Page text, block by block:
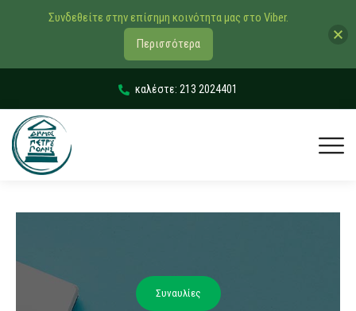
καλέστε: 213 2024401
Συναυλίες
Συνδεθείτε στην επίσημη κοινότητα μας στο Viber.
Περισσότερα